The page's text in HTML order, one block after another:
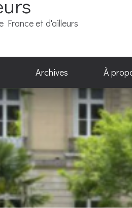
France et d'ailleurs
Archives À